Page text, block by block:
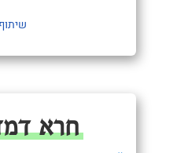
שיתוף
חרא